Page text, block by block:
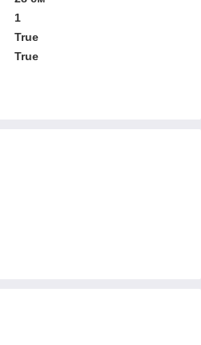
1
True
True